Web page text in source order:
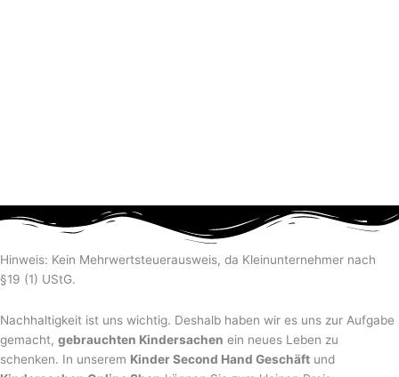
Hinweis: Kein Mehrwertsteuerausweis, da Kleinunternehmer nach
§19 (1) UStG.
Nachhaltigkeit ist uns wichtig. Deshalb haben wir es uns zur Aufgabe
gemacht, gebrauchten Kindersachen ein neues Leben zu
schenken. In unserem Kinder Second Hand Geschäft und